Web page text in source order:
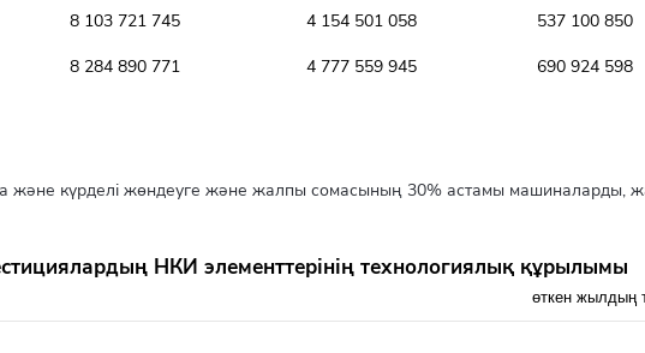
8 103 721 745 4 154 501 058 537 100 850
8 284 890 771 4 777 559 945 690 924 598
күрделі жөндеуге және жалпы сомасының 30% астамы машиналарды,
технологиялық құрылымыНКИ элементтерінің технологиялық құрылымы
өткен жылдың